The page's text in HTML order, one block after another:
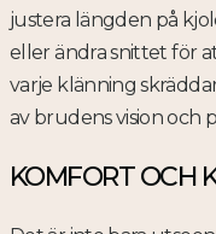
justera längden på
eller ändra snittet för
varje klänning
av brudens vision och
KOMFORT OCH